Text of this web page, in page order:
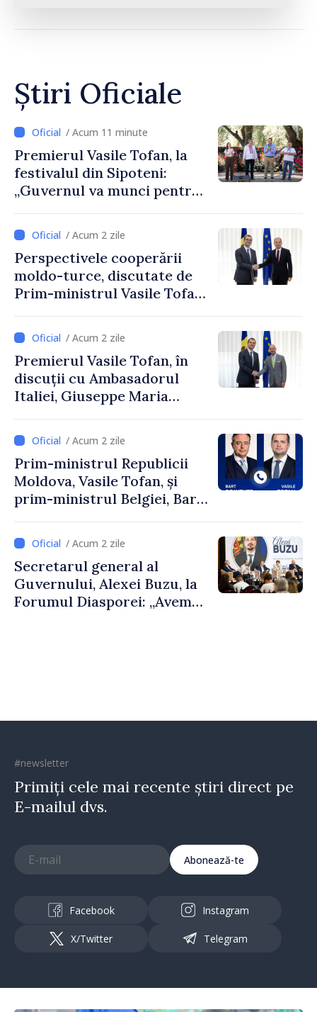
Știri Oficiale
/ Acum 11 minute
Premierul Vasile Tofan, la
festivalul din Sipoteni:
„Guvernul va munci pentru
comunitate și toți
moldovenii să prospere”
/ Acum 2 zile
Perspectivele cooperării
moldo-turce, discutate de
Prim-ministrul Vasile Tofan
Uygar Mustafa Sertel
/ Acum 2 zile
Premierul Vasile Tofan, în
discuții cu Ambasadorul
Italiei, Giuseppe Maria
/ Acum 2 zile
Prim-ministrul Republicii
Moldova, Vasile Tofan, și
prim-ministrul Belgiei, Bart
despre parcursul european
al Republicii Moldova.
/ Acum 2 zile
Secretarul general al
Guvernului, Alexei Buzu, la
Forumul Diasporei: „Avem
#newsletter
Primiți cele mai recente știri direct pe
E-mailul dvs.
Abonează-te
Facebook Instagram
X/Twitter Telegram